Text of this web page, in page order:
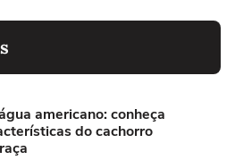
americano: conheça
do cachorro